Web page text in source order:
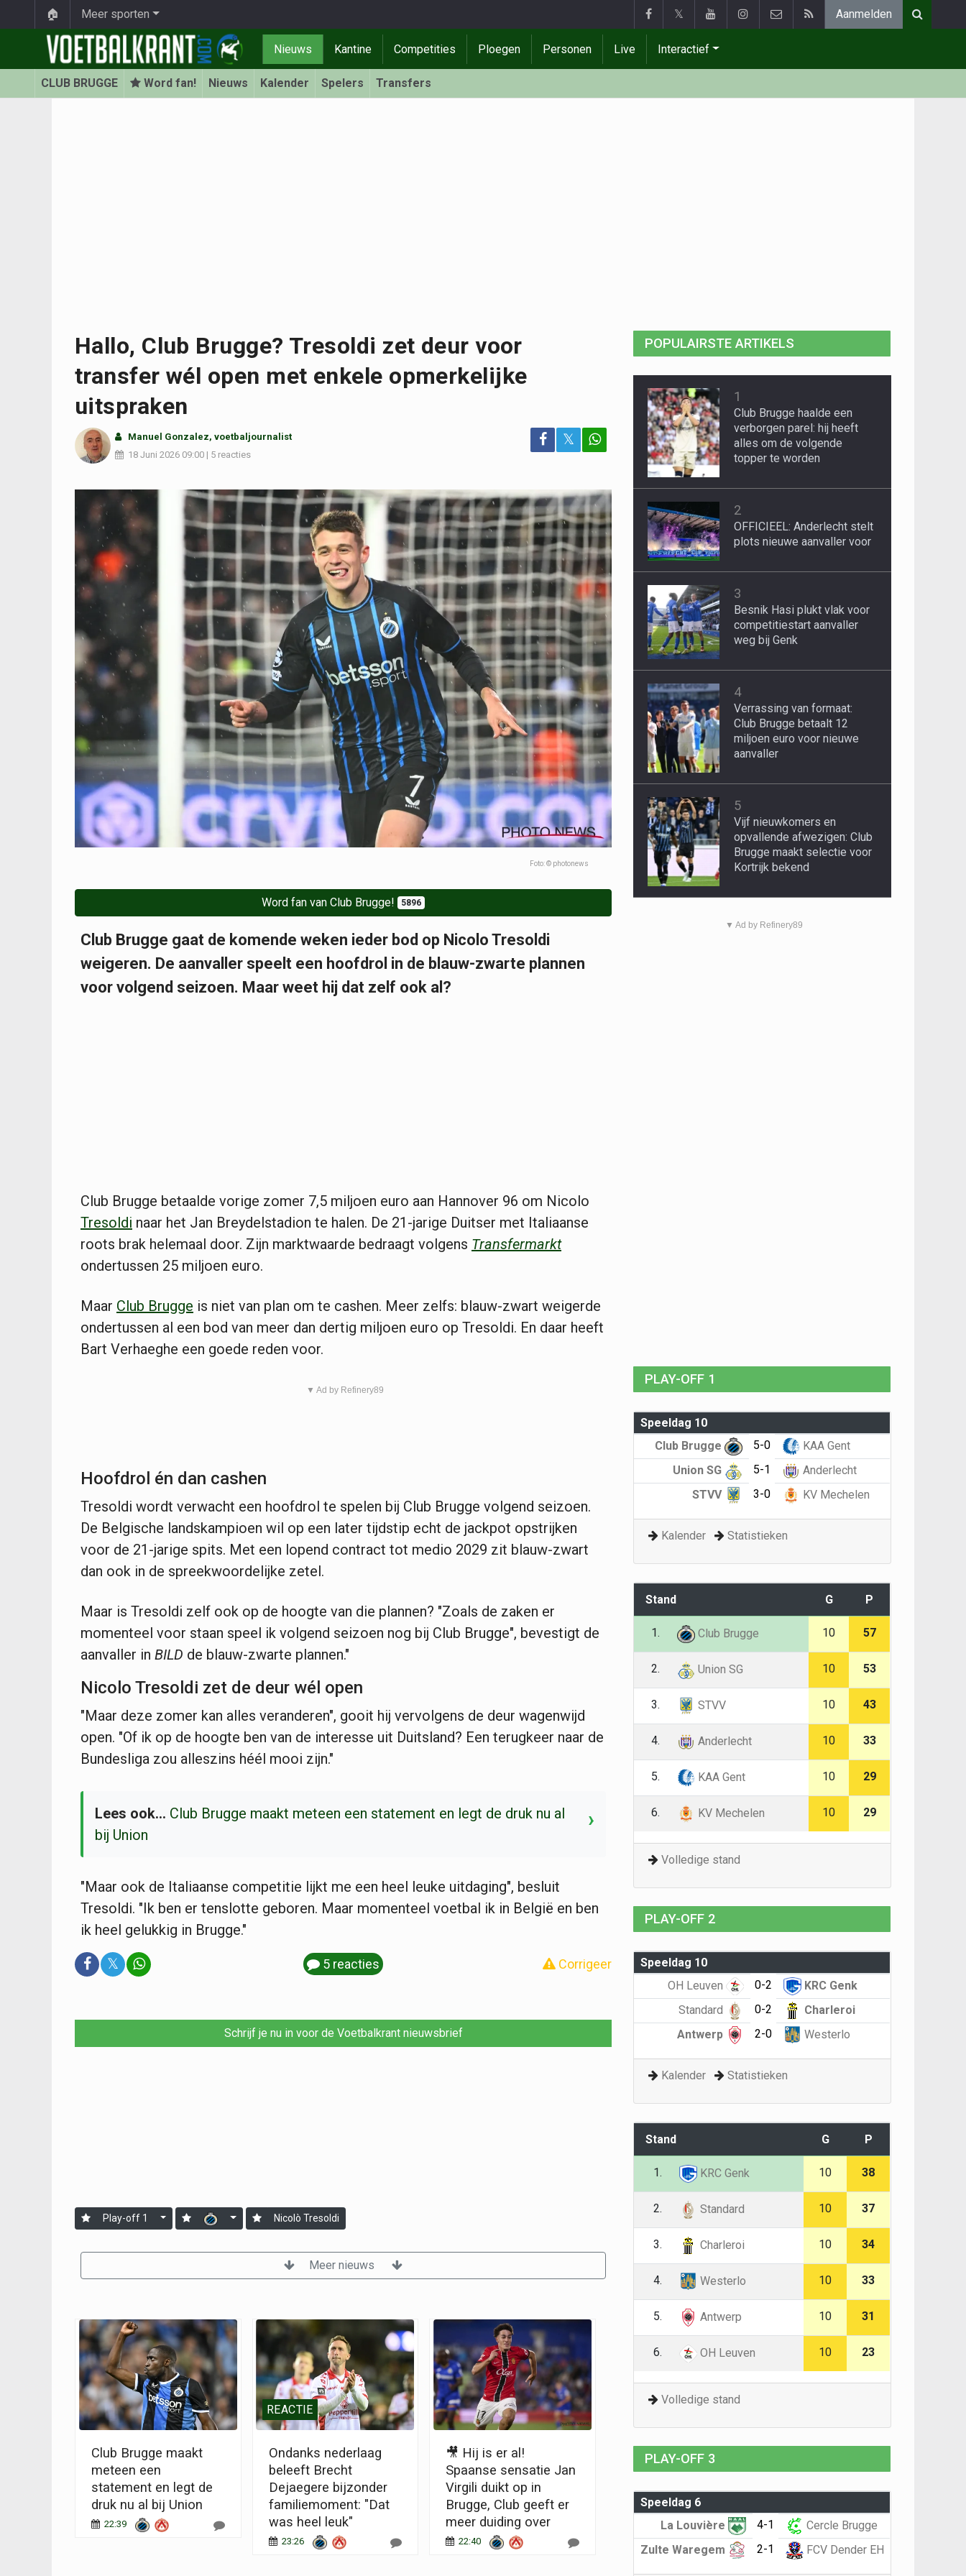
🏠 Meer sporten 𝕏 Aanmelden
Nieuws Kantine Competities Ploegen Personen Live Interactief
CLUB BRUGGE Word fan! Nieuws Kalender Spelers Transfers
Hallo, Club Brugge? Tresoldi zet deur voor
transfer wél open met enkele opmerkelijke
uitspraken
Manuel Gonzalez, voetbaljournalist
18 Juni 2026 09:00 | 5 reacties
𝕏
Foto: © photonews
Word fan van Club Brugge! 5896
Club Brugge gaat de komende weken ieder bod op Nicolo Tresoldi
weigeren. De aanvaller speelt een hoofdrol in de blauw-zwarte plannen
voor volgend seizoen. Maar weet hij dat zelf ook al?
Club Brugge betaalde vorige zomer 7,5 miljoen euro aan Hannover 96 om Nicolo
Tresoldi naar het Jan Breydelstadion te halen. De 21-jarige Duitser met Italiaanse
roots brak helemaal door. Zijn marktwaarde bedraagt volgens Transfermarkt
ondertussen 25 miljoen euro.
Maar Club Brugge is niet van plan om te cashen. Meer zelfs: blauw-zwart weigerde
ondertussen al een bod van meer dan dertig miljoen euro op Tresoldi. En daar heeft
Bart Verhaeghe een goede reden voor.
▼ Ad by Refinery89
Hoofdrol én dan cashen
Tresoldi wordt verwacht een hoofdrol te spelen bij Club Brugge volgend seizoen.
De Belgische landskampioen wil op een later tijdstip echt de jackpot opstrijken
voor de 21-jarige spits. Met een lopend contract tot medio 2029 zit blauw-zwart
dan ook in de spreekwoordelijke zetel.
Maar is Tresoldi zelf ook op de hoogte van die plannen? "Zoals de zaken er
momenteel voor staan speel ik volgend seizoen nog bij Club Brugge", bevestigt de
aanvaller in BILD de blauw-zwarte plannen."
Nicolo Tresoldi zet de deur wél open
"Maar deze zomer kan alles veranderen", gooit hij vervolgens de deur wagenwijd
open. "Of ik op de hoogte ben van de interesse uit Duitsland? Een terugkeer naar de
Bundesliga zou alleszins héél mooi zijn."
Lees ook... Club Brugge maakt meteen een statement en legt de druk nu al
bij Union
›
"Maar ook de Italiaanse competitie lijkt me een heel leuke uitdaging", besluit
Tresoldi. "Ik ben er tenslotte geboren. Maar momenteel voetbal ik in België en ben
ik heel gelukkig in Brugge."
𝕏 5 reacties Corrigeer
Schrijf je nu in voor de Voetbalkrant nieuwsbrief
Play-off 1 Nicolò Tresoldi
Meer nieuws
Club Brugge maakt
meteen een
statement en legt de
druk nu al bij Union
22:39
REACTIE
Ondanks nederlaag
beleeft Brecht
Dejaegere bijzonder
familiemoment: "Dat
was heel leuk"
23:26
🎥 Hij is er al!
Spaanse sensatie Jan
Virgili duikt op in
Brugge, Club geeft er
meer duiding over
22:40
POPULAIRSTE ARTIKELS
1
Club Brugge haalde een
verborgen parel: hij heeft
alles om de volgende
topper te worden
2
OFFICIEEL: Anderlecht stelt
plots nieuwe aanvaller voor
3
Besnik Hasi plukt vlak voor
competitiestart aanvaller
weg bij Genk
4
Verrassing van formaat:
Club Brugge betaalt 12
miljoen euro voor nieuwe
aanvaller
5
Vijf nieuwkomers en
opvallende afwezigen: Club
Brugge maakt selectie voor
Kortrijk bekend
▼ Ad by Refinery89
PLAY-OFF 1
Speeldag 10
Club Brugge
5-0
KAA Gent
Union SG
5-1
Anderlecht
STVV
3-0 KV Mechelen
Kalender Statistieken
Stand G P
1. Club Brugge 10 57
2. Union SG 10 53
3. STVV 10 43
4. Anderlecht 10 33
5. KAA Gent 10 29
6. KV Mechelen 10 29
Volledige stand
PLAY-OFF 2
Speeldag 10
OH Leuven
0-2
KRC Genk
Standard
0-2
Charleroi
Antwerp
2-0 Westerlo
Kalender Statistieken
Stand G P
1. KRC Genk 10 38
2. Standard 10 37
3. Charleroi 10 34
4. Westerlo 10 33
5. Antwerp 10 31
6. OH Leuven 10 23
Volledige stand
PLAY-OFF 3
Speeldag 6
La Louvière
4-1
Cercle Brugge
Zulte Waregem
2-1 FCV Dender EH